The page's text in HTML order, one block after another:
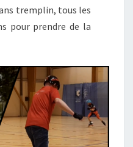
tremplin, tous les
pour prendre de la